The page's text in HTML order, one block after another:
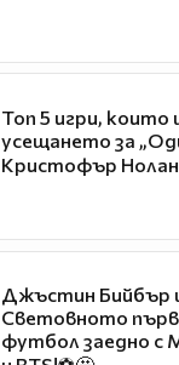
Топ 5 игри,
усещането за
Кристофър
Джъстин Бийбър
Световното
футбол заедно с